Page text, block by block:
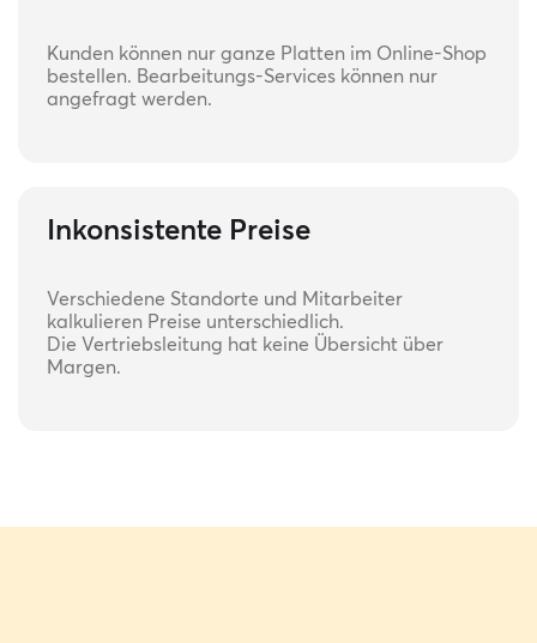
Kunden können nur ganze Platten im Online-Shop
bestellen. Bearbeitungs-Services können nur
angefragt werden.
Inkonsistente Preise
Verschiedene Standorte und Mitarbeiter
kalkulieren Preise unterschiedlich.
Die Vertriebsleitung hat keine Übersicht über
Margen.